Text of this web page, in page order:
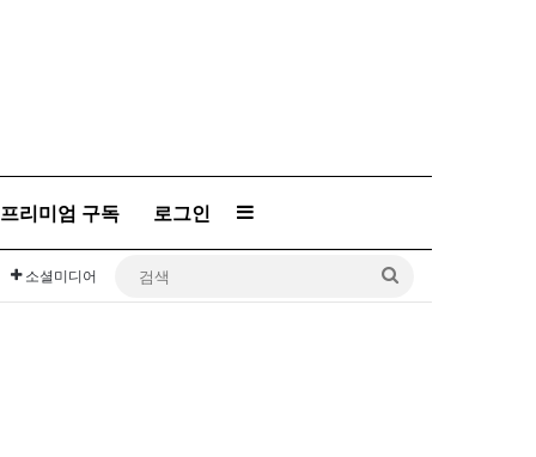
프리미엄 구독 로그인 Sidebar
소셜미디어